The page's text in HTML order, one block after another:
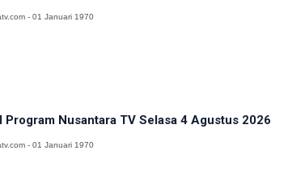
- 01 Januari 1970
Program Nusantara TV Selasa 4 Agustus 2026
- 01 Januari 1970